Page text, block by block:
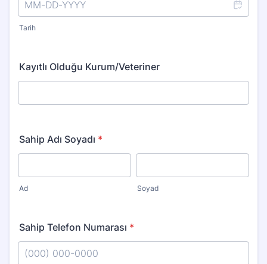
Tarih
Kayıtlı Olduğu Kurum/Veteriner
Sahip Adı Soyadı *
Ad Soyad
Sahip Telefon Numarası *